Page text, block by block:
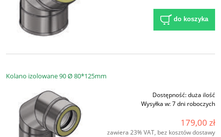
do koszyka
Kolano izolowane 90 Ø 80*125mm
Dostępność:duża ilość
Wysyłka w:7 dni roboczych
179,00 zł
zawiera 23% VAT, bez kosztów dostawy